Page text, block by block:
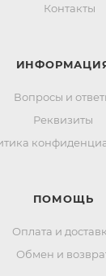
Контакты
Вопросы и
Реквизиты
ПОМОЩЬ
Оплата и
Обмен и